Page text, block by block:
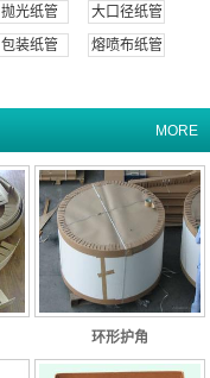
抛光纸管 大口径纸管
包装纸管 熔喷布纸管
MORE
环形护角